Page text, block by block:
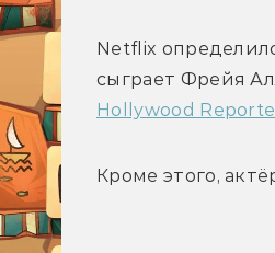
Netflix
сыграет Фрейя
Hollywood
Кроме этого,